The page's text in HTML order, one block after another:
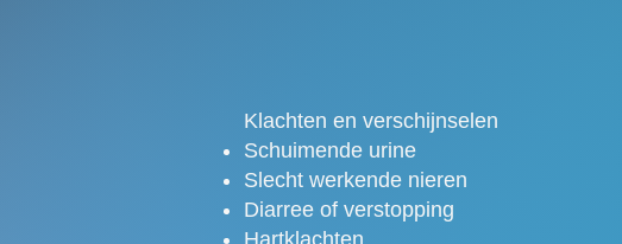
Klachten en verschijnselen
Schuimende urine
Slecht werkende nieren
Diarree of verstopping
Hartklachten